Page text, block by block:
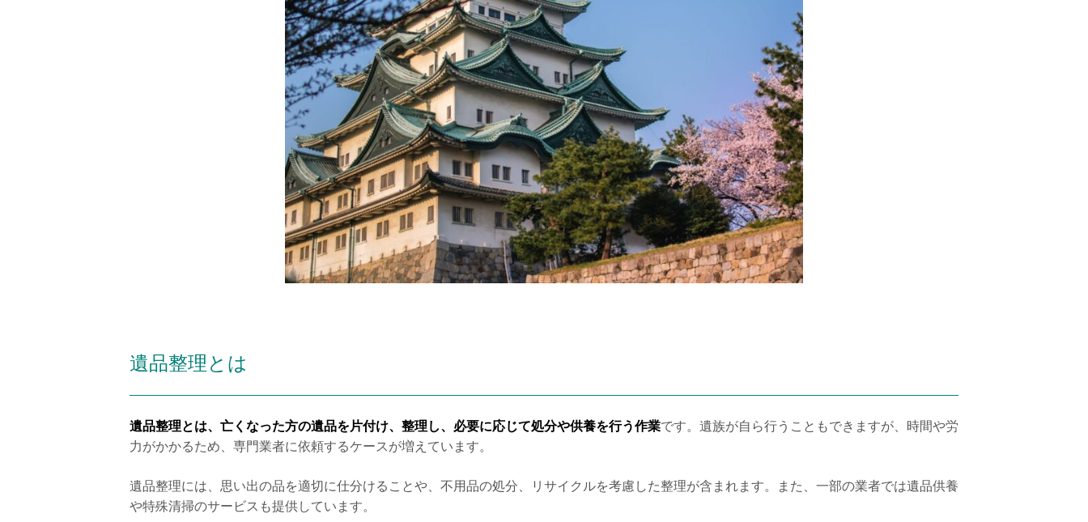
遺品整理とは
遺品整理とは、亡くなった方の遺品を片付け、整理し、必要に応じて処分や供養を行う作業です。遺族が自ら行うこともできますが、時間や労
力がかかるため、専門業者に依頼するケースが増えています。
遺品整理には、思い出の品を適切に仕分けることや、不用品の処分、リサイクルを考慮した整理が含まれます。また、一部の業者では遺品供養
や特殊清掃のサービスも提供しています。